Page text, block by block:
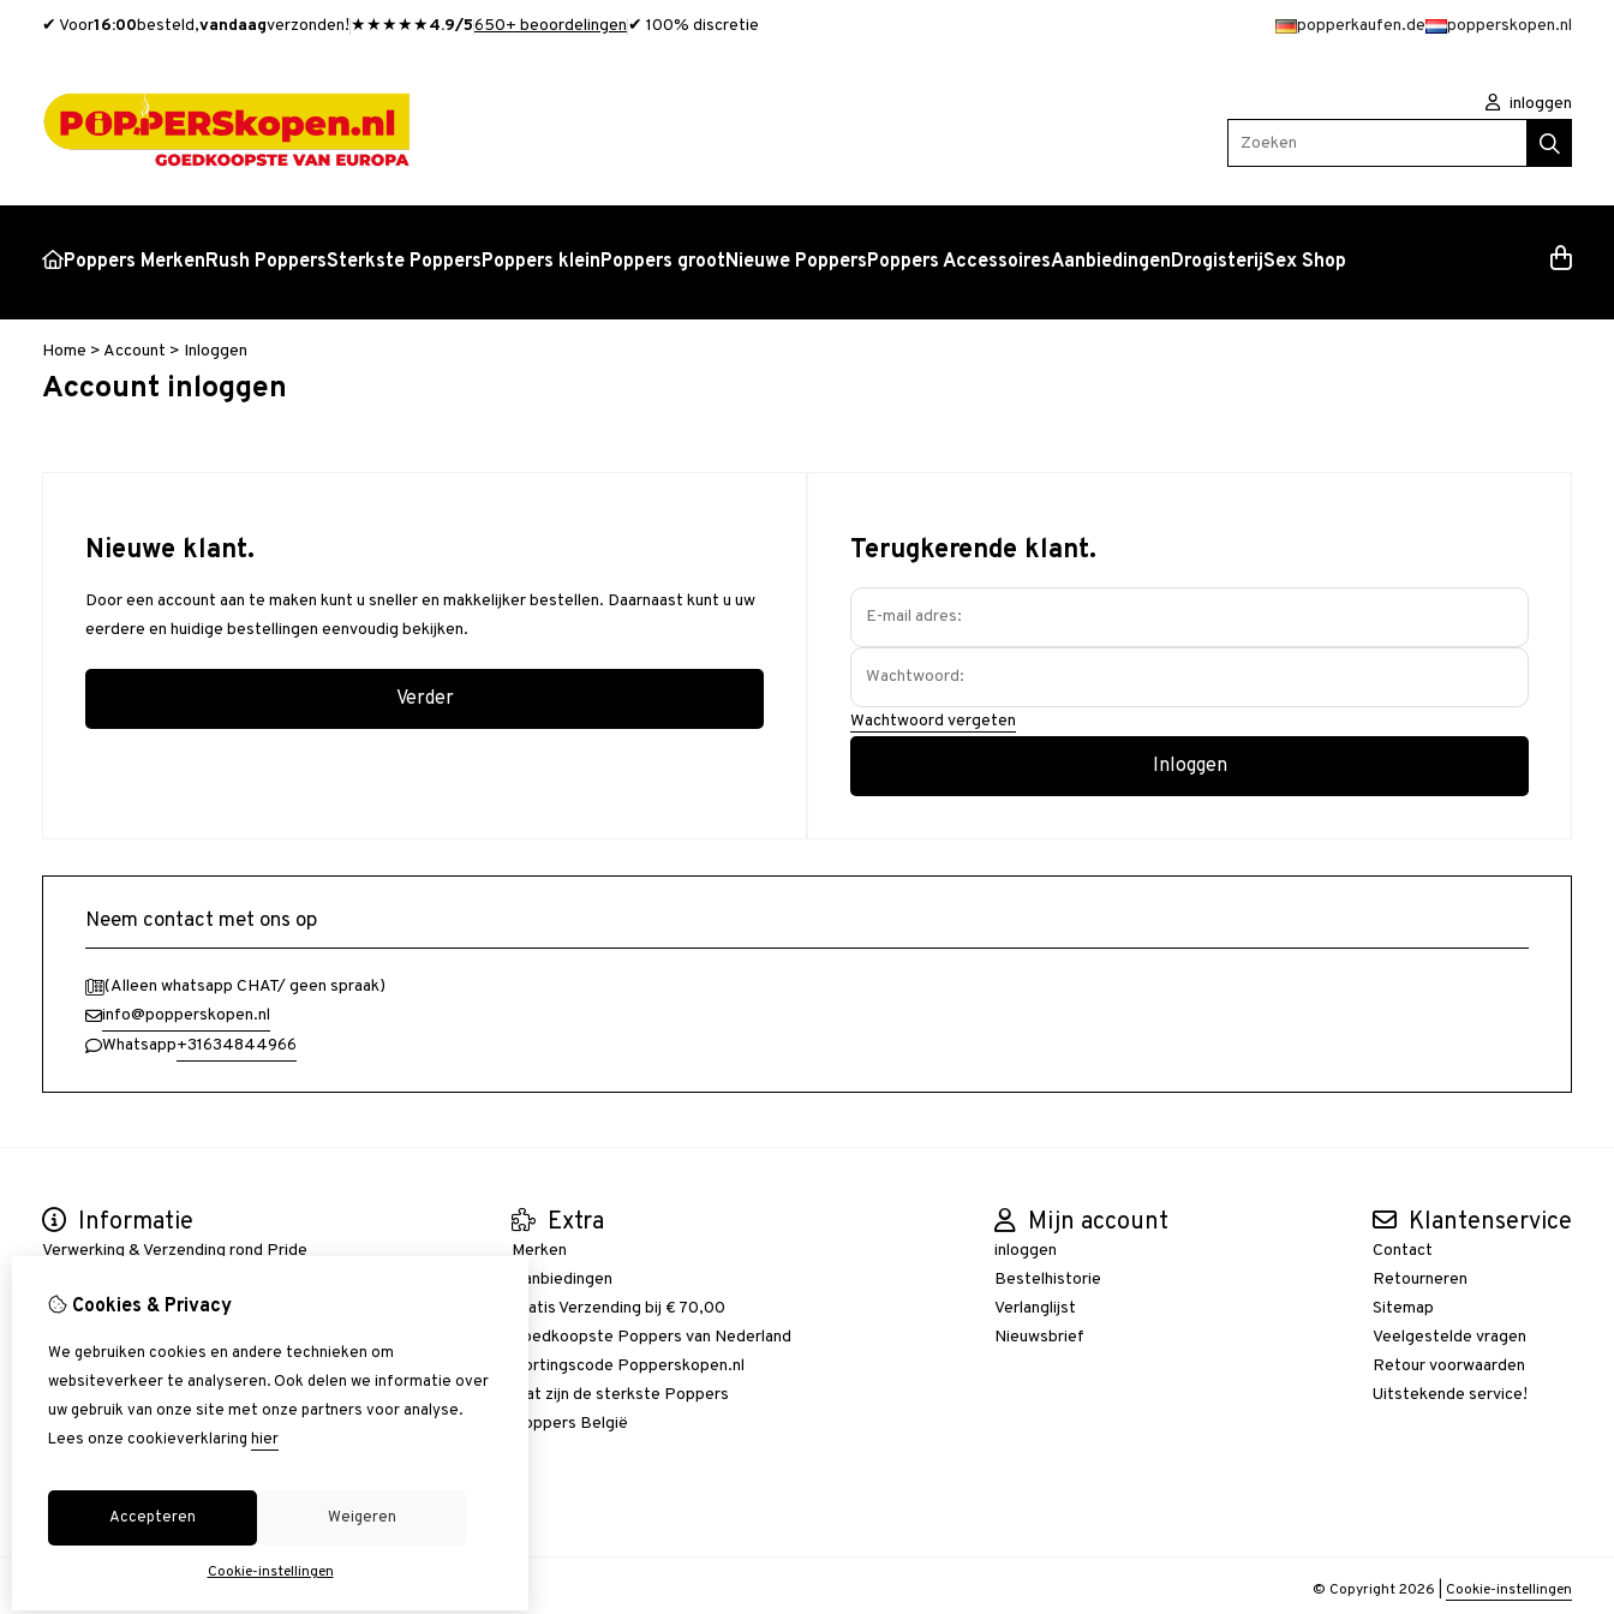
✔ Voor16:00besteld,vandaagverzonden!★★★★★4.9/5650+ beoordelingen✔ 100% discretie popperkaufen.de popperskopen.nl
inloggen
Zoeken
Poppers MerkenRush PoppersSterkste PoppersPoppers kleinPoppers grootNieuwe PoppersPoppers AccessoiresAanbiedingenDrogisterijSex Shop
Home >Account > Inloggen
Account inloggen
Nieuwe klant.
Door een account aan te maken kunt u sneller en makkelijker bestellen. Daarnaast kunt u uw
eerdere en huidige bestellingen eenvoudig bekijken.
Verder
Terugkerende klant.
Wachtwoord vergeten
Inloggen
Neem contact met ons op
(Alleen whatsapp CHAT/ geen spraak)
info@popperskopen.nl
Whatsapp+31634844966
Informatie
Verwerking & Verzending rond Pride
Verzend Voorwaarden
Bedrijfsinformatie
Privacy Policy verklaring
Extra
Merken
Aanbiedingen
Gratis Verzending bij € 70,00
Goedkoopste Poppers van Nederland
Kortingscode Popperskopen.nl
Wat zijn de sterkste Poppers
Poppers België
Mijn account
inloggen
Bestelhistorie
Verlanglijst
Nieuwsbrief
Klantenservice
Contact
Retourneren
Sitemap
Veelgestelde vragen
Retour voorwaarden
Uitstekende service!
© Copyright 2026 Cookie-instellingen
Cookies & Privacy
We gebruiken cookies en andere technieken om
websiteverkeer te analyseren. Ook delen we informatie over
uw gebruik van onze site met onze partners voor analyse.
Lees onze cookieverklaring hier
Accepteren Weigeren
Cookie-instellingen